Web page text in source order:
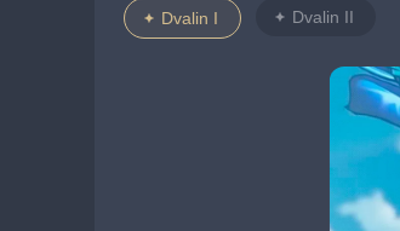
Dvalin I Dvalin II